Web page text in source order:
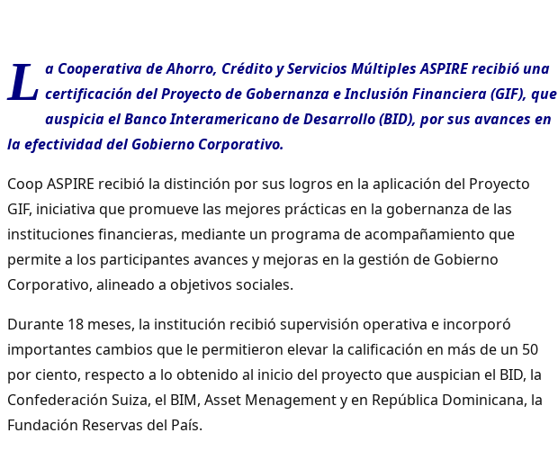
L a Cooperativa de Ahorro, Crédito y Servicios Múltiples ASPIRE recibió una
certificación del Proyecto de Gobernanza e Inclusión Financiera (GIF), que
auspicia el Banco Interamericano de Desarrollo (BID), por sus avances en
la efectividad del Gobierno Corporativo.
Coop ASPIRE recibió la distinción por sus logros en la aplicación del Proyecto
GIF, iniciativa que promueve las mejores prácticas en la gobernanza de las
instituciones financieras, mediante un programa de acompañamiento que
permite a los participantes avances y mejoras en la gestión de Gobierno
Corporativo, alineado a objetivos sociales.
Durante 18 meses, la institución recibió supervisión operativa e incorporó
importantes cambios que le permitieron elevar la calificación en más de un 50
por ciento, respecto a lo obtenido al inicio del proyecto que auspician el BID, la
Confederación Suiza, el BIM, Asset Menagement y en República Dominicana, la
Fundación Reservas del País.